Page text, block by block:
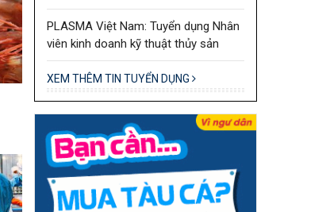
PLASMA Việt Nam: Tuyển dụng Nhân
viên kinh doanh kỹ thuật thủy sản
XEM THÊM TIN TUYỂN DỤNG